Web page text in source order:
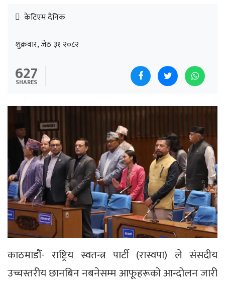
केटिएम दैनिक
शुक्रवार, जेठ ३१ २०८२
627
SHARES
काठमाडौँ- राष्ट्रिय स्वतन्त्र पार्टी (रास्वपा) ले संसदीय
उच्चस्तरीय छानबिन नबनेसम्म आफूहरूको आन्दोलन जारी